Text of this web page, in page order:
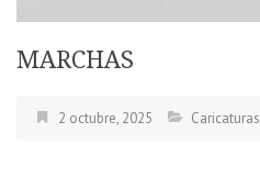
MARCHAS
2 octubre, 2025 Caricaturas